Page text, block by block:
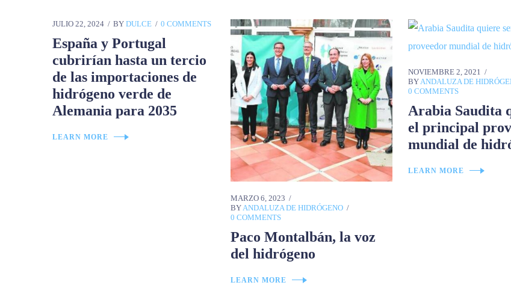
JULIO 22, 2024 BY DULCE 0 COMMENTS
España y Portugal
cubrirían hasta un tercio
de las importaciones de
hidrógeno verde de
Alemania para 2035
LEARN MORE
MARZO 6, 2023
BY ANDALUZA DE HIDRÓGENO
0 COMMENTS
Paco Montalbán, la voz
del hidrógeno
LEARN MORE
NOVIEMBRE 2, 2021
BYANDALUZA DE
0 COMMENTS
Arabia Saudita
el principal
mundial de
LEARN MORE